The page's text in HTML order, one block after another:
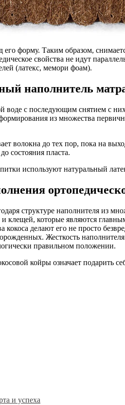
форму. Таким образом,
свойства не идут
(латекс, мемори фоам).
наполнитель
воде с последующим снятием с
из множества
волокна до тех пор, пока на
состояния пласта.
используют натуральный
структуре наполнителя из
клещей, которые являются
делают его не просто
Жесткость
правильном положении.
койры означает подарить
и успеха